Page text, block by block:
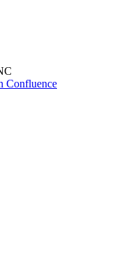
Confluence